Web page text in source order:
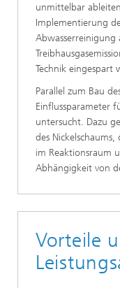
unmittelbar
Implementierung
Abwasserreinigung
Technik eingespart
Parallel zum Bau
Einflussparameter
untersucht. Dazu
des
im Reaktionsraum
Abhängigkeit von
Vorteile